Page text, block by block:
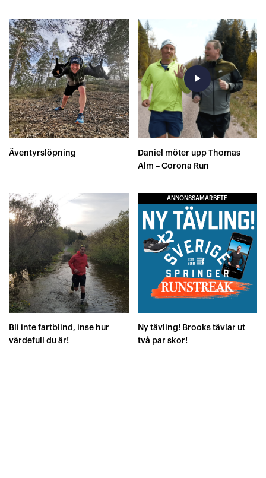
Äventyrslöpning
play_arrow
Daniel möter upp Thomas
Alm – Corona Run
Bli inte fartblind, inse hur
värdefull du är!
ANNONSSAMARBETE
Ny tävling! Brooks tävlar ut
två par skor!